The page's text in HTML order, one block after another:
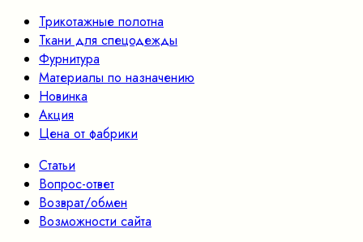
Трикотажные полотна
Ткани для спецодежды
Фурнитура
Материалы по назначению
Новинка
Акция
Цена от фабрики
Статьи
Вопрос-ответ
Возврат/обмен
Возможности сайта